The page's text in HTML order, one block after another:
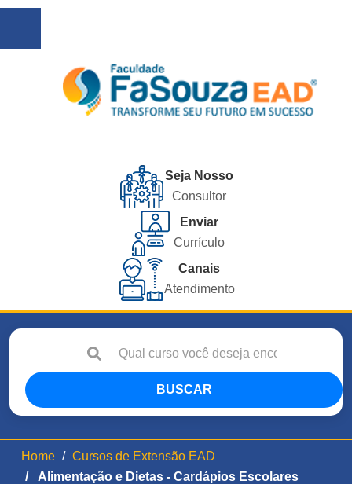
Seja Nosso
Consultor
Enviar
Currículo
Canais
Atendimento
BUSCAR
Home
Cursos de Extensão EAD
Alimentação e Dietas - Cardápios Escolares